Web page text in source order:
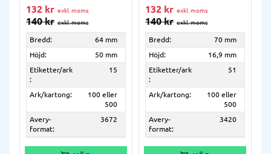
132 kr
140kr
Bredd:
64 mm
Höjd:
50 mm
Etiketter/ark
:
15
Ark/kartong:
100 eller
500
Avery-
format:
3672
132 kr
140kr
Bredd:
70 mm
Höjd:
16,9 mm
Etiketter/ark
:
51
Ark/kartong:
100 eller
500
Avery-
format:
3420